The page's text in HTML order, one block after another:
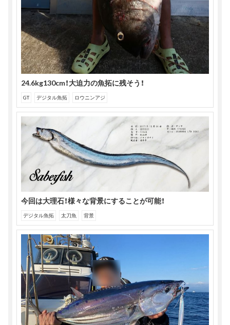
24.6kg130cm！大迫力の魚拓に残そう！
GT デジタル魚拓 ロウニンアジ
今回は大理石！様々な背景にすることが可能！
デジタル魚拓 太刀魚 背景